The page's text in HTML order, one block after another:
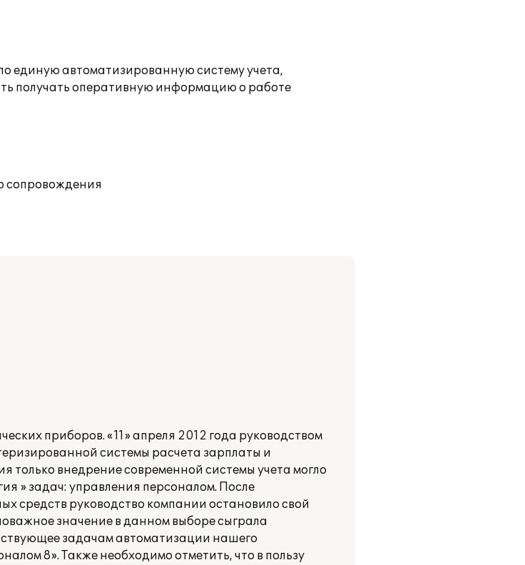
единую автоматизированную систему учета,
получать оперативную информацию о работе
сопровождения
приборов. «11» апреля 2012 года руководством
системы расчета зарплаты и
внедрение современной системы учета могло
» задач: управления персоналом. После
средств руководство компании остановило свой
значение в данном выборе сыграла
задачам автоматизации нашего
8». Также необходимо отметить, что в пользу